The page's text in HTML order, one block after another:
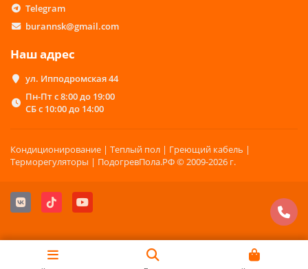
Telegram
burannsk@gmail.com
Наш адрес
ул. Ипподромская 44
Пн-Пт с 8:00 до 19:00
СБ с 10:00 до 14:00
Кондиционирование | Теплый пол | Греющий кабель |
Терморегуляторы | ПодогревПола.РФ © 2009-2026 г.